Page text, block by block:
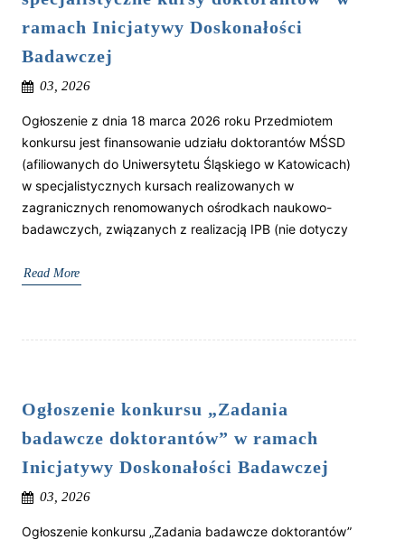
ramach Inicjatywy Doskonałości
Badawczej
03, 2026
Ogłoszenie z dnia 18 marca 2026 roku Przedmiotem
konkursu jest finansowanie udziału doktorantów MŚSD
(afiliowanych do Uniwersytetu Śląskiego w Katowicach)
w specjalistycznych kursach realizowanych w
zagranicznych renomowanych ośrodkach naukowo-
badawczych, związanych z realizacją IPB (nie dotyczy
Read More
Ogłoszenie konkursu „Zadania
badawcze doktorantów” w ramach
Inicjatywy Doskonałości Badawczej
03, 2026
Ogłoszenie konkursu „Zadania badawcze doktorantów”